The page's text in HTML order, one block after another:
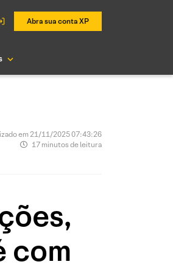
Abra sua conta XP
em 21/11/2025 07:43:26
17 minutos de leitura
com